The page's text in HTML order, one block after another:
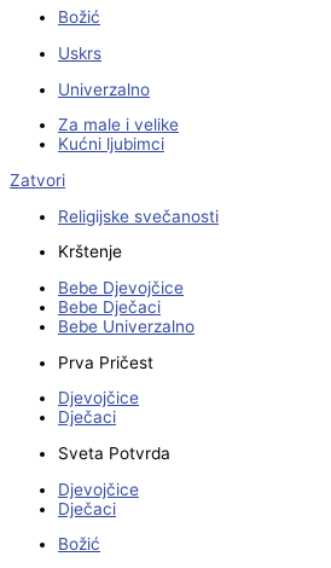
Božić
Uskrs
Univerzalno
Za male i velike
Kućni ljubimci
Zatvori
Religijske svečanosti
Krštenje
Bebe Djevojčice
Bebe Dječaci
Bebe Univerzalno
Prva Pričest
Djevojčice
Dječaci
Sveta Potvrda
Djevojčice
Dječaci
Božić